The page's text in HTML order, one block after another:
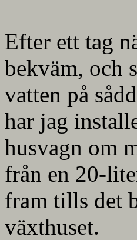
Efter ett tag
bekväm, och
vatten på
har jag
husvagn om
från en 20-
fram tills det
växthuset.